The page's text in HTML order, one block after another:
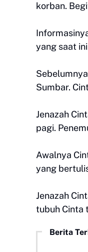
korban.
yang saat
Sumbar.
Jenazah
pagi.
Awalnya
yang
Jenazah
tubuh Cinta
Berita